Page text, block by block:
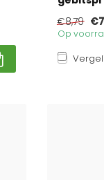
€8,79
Op